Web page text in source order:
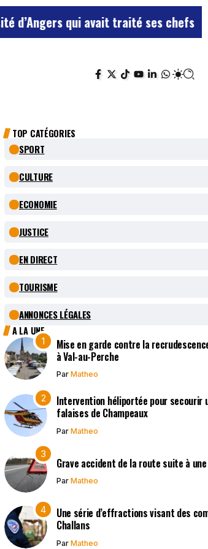
avait traité ses chefs de “chiens”Le
TOP CATÉGORIES
SPORT
CULTURE
ECONOMIE
JUSTICE
EN DIRECT
TOURISME
ANNONCES LÉGALES
A LA UNE
Mise en garde contre la
à Val-au-Perche
Par Matheo
Intervention héliportée pour secourir
falaises de Champeaux
Par Matheo
Grave accident de la route suite à
Par Matheo
Une série d’effractions visant des
Challans
Par Matheo